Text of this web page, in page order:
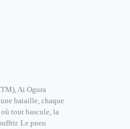
Ai Ogura
bataille, chaque
tout bascule, la
Le pneu